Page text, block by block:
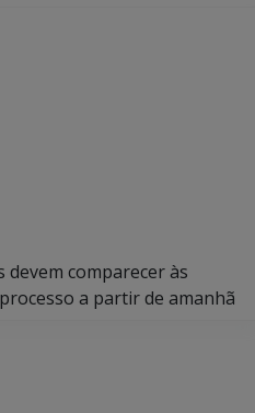
devem comparecer às
a partir de amanhã